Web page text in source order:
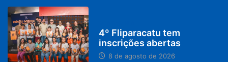
4º Fliparacatu tem
inscrições abertas
8 de agosto de 2026